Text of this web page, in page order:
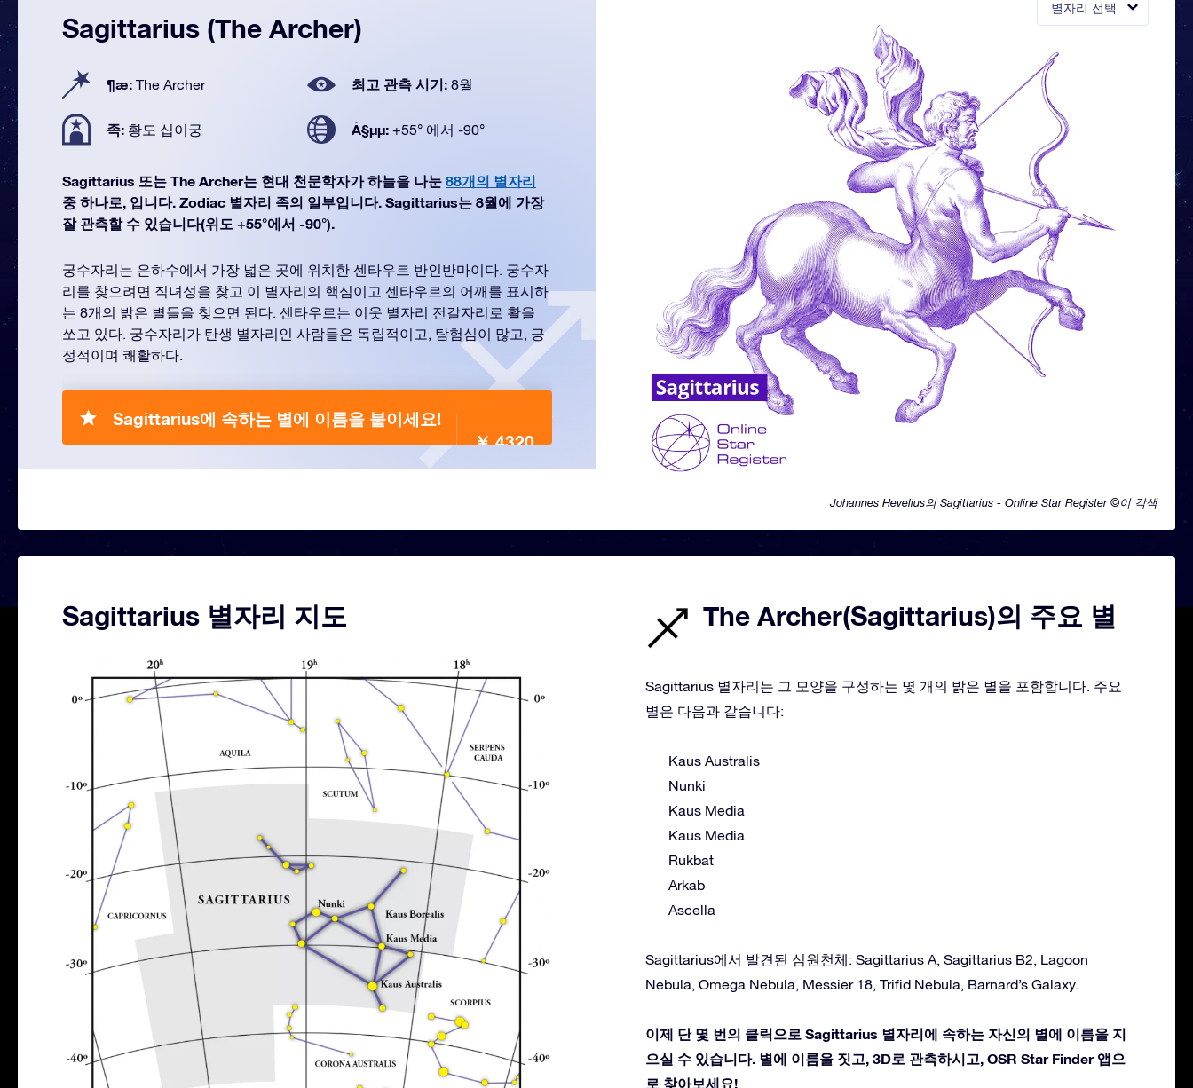
별자리 선택
Johannes Hevelius의 Sagittarius - Online Star Register ©이 각색
Sagittarius (The Archer)
¶æ: The Archer 최고 관측 시기: 8월
족: 황도 십이궁 À§µµ: +55° 에서 -90°
Sagittarius 또는 The Archer는 현대 천문학자가 하늘을 나눈 88개의 별자리
중 하나로, 입니다. Zodiac 별자리 족의 일부입니다. Sagittarius는 8월에 가장
잘 관측할 수 있습니다(위도 +55°에서 -90°).
궁수자리는 은하수에서 가장 넓은 곳에 위치한 센타우르 반인반마이다. 궁수자
리를 찾으려면 직녀성을 찾고 이 별자리의 핵심이고 센타우르의 어깨를 표시하
는 8개의 밝은 별들을 찾으면 된다. 센타우르는 이웃 별자리 전갈자리로 활을
쏘고 있다. 궁수자리가 탄생 별자리인 사람들은 독립적이고, 탐험심이 많고, 긍
정적이며 쾌활하다.
Sagittarius에 속하는 별에 이름을 붙이세요!
￥ 4320
Sagittarius 별자리 지도 The Archer(Sagittarius)의 주요 별
Sagittarius 별자리는 그 모양을 구성하는 몇 개의 밝은 별을 포함합니다. 주요
별은 다음과 같습니다:
Kaus Australis
Nunki
Kaus Media
Kaus Media
Rukbat
Arkab
Ascella
Sagittarius에서 발견된 심원천체: Sagittarius A, Sagittarius B2, Lagoon
Nebula, Omega Nebula, Messier 18, Trifid Nebula, Barnard’s Galaxy.
이제 단 몇 번의 클릭으로 Sagittarius 별자리에 속하는 자신의 별에 이름을 지
으실 수 있습니다. 별에 이름을 짓고, 3D로 관측하시고, OSR Star Finder 앱으
로 찾아보세요!